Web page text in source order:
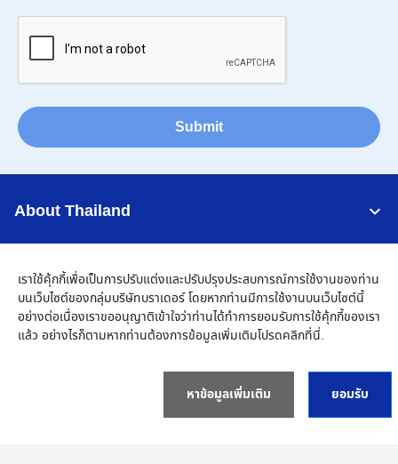
Submit
About Thailand
Connect
เครือข่าย Brother ทั่วโลก
เราใช้คุ้กกี้เพื่อเป็นการปรับแต่งและปรับปรุงประสบการณ์การใช้งานของท่าน
บนเว็บไซต์ของกลุ่มบริษัทบราเดอร์ โดยหากท่านมีการใช้งานบนเว็บไซต์นี้
อย่างต่อเนื่องเราขออนุญาติเข้าใจว่าท่านได้ทำการยอมรับการใช้คุ้กกี้ของเรา
แล้ว อย่างไรก็ตามหากท่านต้องการข้อมูลเพิ่มเติมโปรดคลิกที่นี่.
หาข้อมูลเพิ่มเติม ยอมรับ